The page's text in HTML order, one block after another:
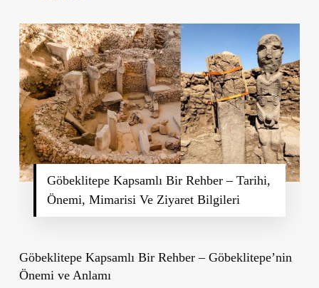
Göbeklitepe Kapsamlı Bir Rehber – Tarihi,
Önemi, Mimarisi Ve Ziyaret Bilgileri
Göbeklitepe Kapsamlı Bir Rehber – Göbeklitepe’nin
Önemi ve Anlamı